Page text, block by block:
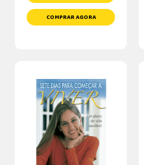
COMPRAR AGORA